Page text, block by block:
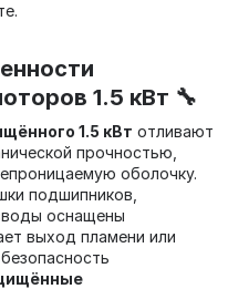
1.5 кВт 🔧
1.5 кВт отливают
прочностью,
оболочку.
подшипников,
оснащены
выход пламени или